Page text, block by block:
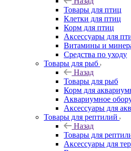
Товары для птиц
Клетки для птиц
Корм для птиц
Аксессуары для
Витамины и
Средства по уходу
Товары для рыб
Назад
Товары для рыб
Корм для
Аквариумное
Аксессуары для
Товары для рептилий
Назад
Товары для
Аксессуары для